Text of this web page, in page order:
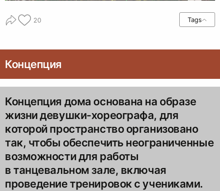
20 Tags
Концепция
Концепция дома основана на образе
жизни девушки-хореографа, для
которой пространство организовано
так, чтобы обеспечить неограниченные
возможности для работы
в танцевальном зале, включая
проведение тренировок с учениками.